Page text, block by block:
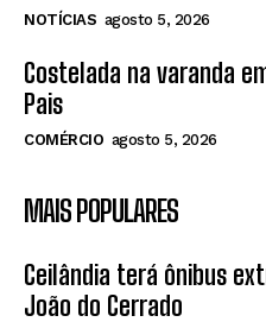
NOTÍCIAS agosto 5, 2026
Costelada na varanda
Pais
COMÉRCIO agosto 5, 2026
MAIS POPULARES
Ceilândia terá ônibus
João do Cerrado